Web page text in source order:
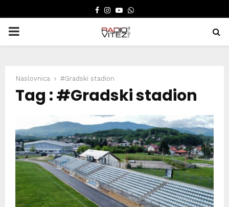
FACEBOOK
INSTAGRAM
YOUTUBE
WHATSAPP
PRIMARY
Naslovnica #Gradski stadion
Tag : #Gradski stadion